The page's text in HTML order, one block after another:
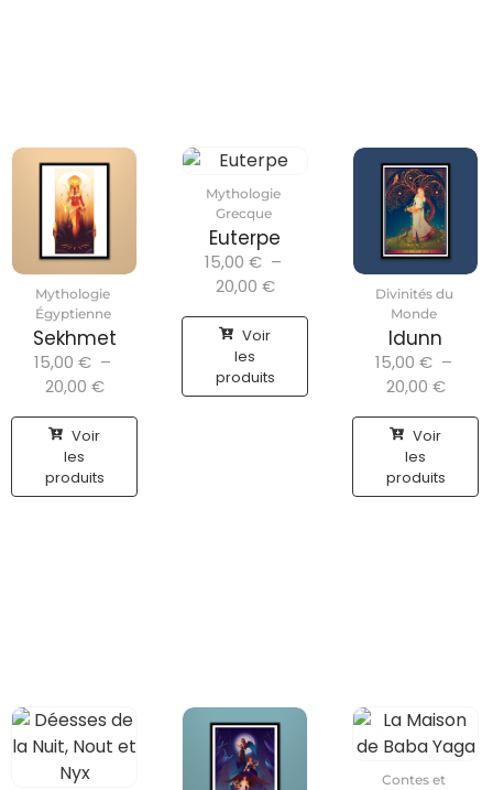
Mythologie
Égyptienne
Sekhmet
15,00 € –
20,00 €
Voir
les
produits
Mythologie
Grecque
Euterpe
15,00 € –
20,00 €
Voir
les
produits
Divinités du
Monde
Idunn
15,00 € –
20,00 €
Voir
les
produits
Contes et